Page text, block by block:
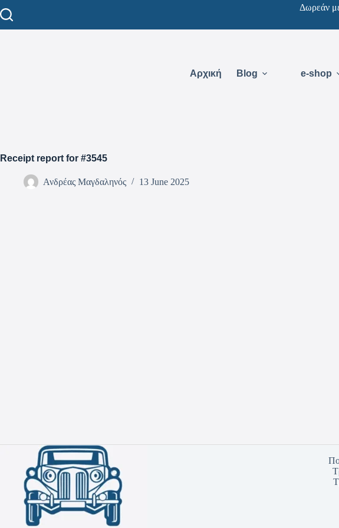
Δωρεάν
Αρχική Blog e-shop
Receipt report for #3545
Ανδρέας Μαγδαληνός 13 June 2025